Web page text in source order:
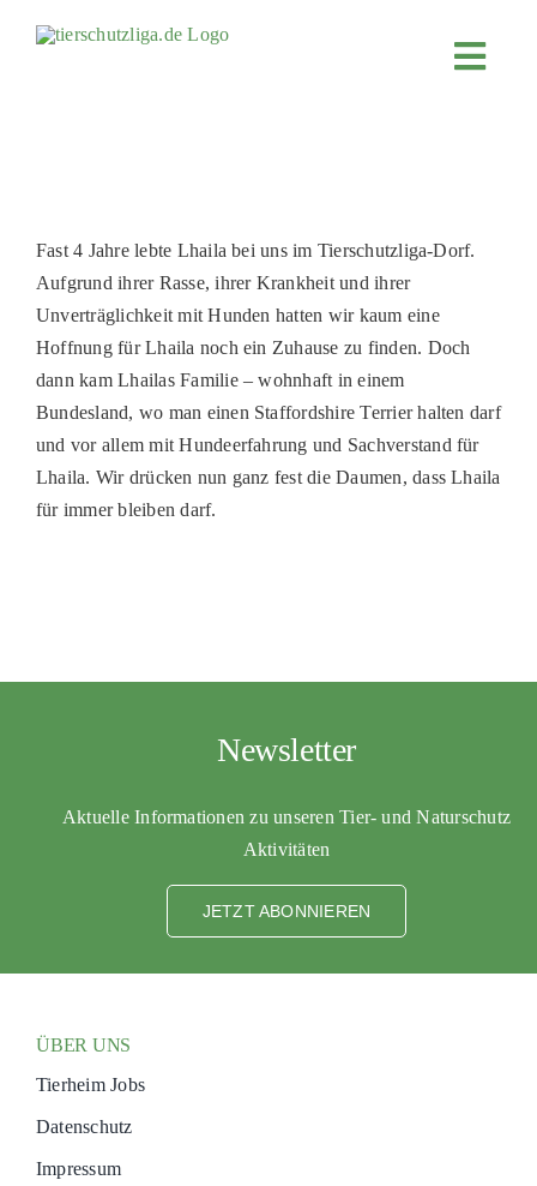
4KIDS
Fast 4 Jahre lebte Lhaila bei uns im Tierschutzliga-Dorf.
Aufgrund ihrer Rasse, ihrer Krankheit und ihrer
Unverträglichkeit mit Hunden hatten wir kaum eine
Hoffnung für Lhaila noch ein Zuhause zu finden. Doch
dann kam Lhailas Familie – wohnhaft in einem
Bundesland, wo man einen Staffordshire Terrier halten darf
und vor allem mit Hundeerfahrung und Sachverstand für
Lhaila. Wir drücken nun ganz fest die Daumen, dass Lhaila
für immer bleiben darf.
Newsletter
Aktuelle Informationen zu unseren Tier- und Naturschutz
Aktivitäten
JETZT ABONNIEREN
ÜBER UNS
Tierheim Jobs
Datenschutz
Impressum